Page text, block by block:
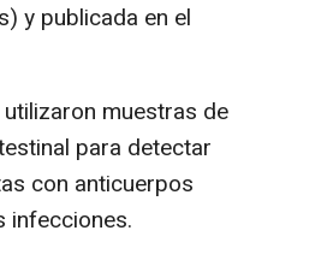
y publicada en el
muestras de
para detectar
con anticuerpos
infecciones.